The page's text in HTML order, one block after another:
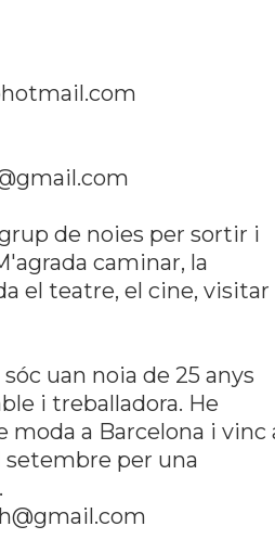
de noies per sortir i
caminar, la
el teatre, el cine, visitar
uan noia de 25 anys
i treballadora. He
moda a Barcelona i vinc
setembre per una